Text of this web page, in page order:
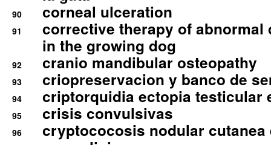
90 corneal ulceration
91
corrective therapy of abnormal
in the growing dog
92 cranio mandibular osteopathy
93 criopreservacion y banco de
94 criptorquidia ectopia testicular
95 crisis convulsivas
96
cryptococosis nodular cutanea